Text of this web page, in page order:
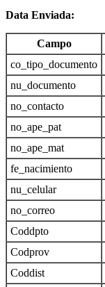
Data Enviada:
Campo
co_tipo_documento
nu_documento
no_contacto
no_ape_pat
no_ape_mat
fe_nacimiento
nu_celular
no_correo
Coddpto
Codprov
Coddist